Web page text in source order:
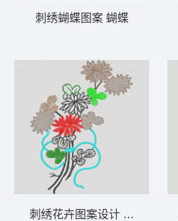
刺绣蝴蝶图案 蝴蝶
刺绣花卉图案设计 靓花